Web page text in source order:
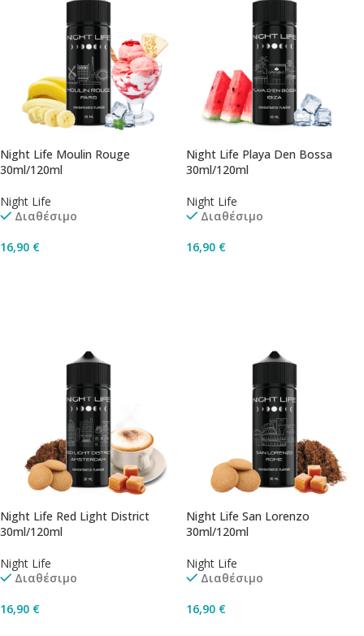
Night Life Moulin Rouge
30ml/120ml
Night Life
Διαθέσιμο
16,90 €
Night Life Playa Den Bossa
30ml/120ml
Night Life
Διαθέσιμο
16,90 €
Night Life Red Light District
30ml/120ml
Night Life
Διαθέσιμο
16,90 €
Night Life San Lorenzo
30ml/120ml
Night Life
Διαθέσιμο
16,90 €